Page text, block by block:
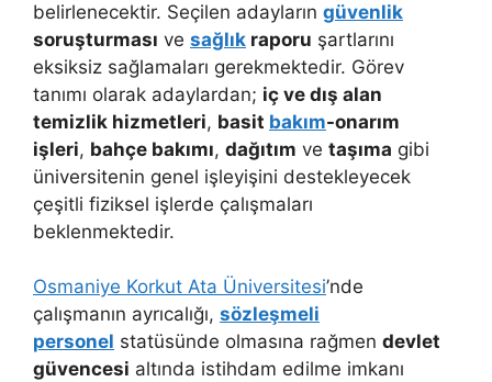
belirlenecektir. Seçilen adayların güvenlik
soruşturması ve sağlık raporu şartlarını
eksiksiz sağlamaları gerekmektedir. Görev
tanımı olarak adaylardan; iç ve dış alan
temizlik hizmetleri, basit bakım-onarım
işleri, bahçe bakımı, dağıtım ve taşıma gibi
üniversitenin genel işleyişini destekleyecek
çeşitli fiziksel işlerde çalışmaları
beklenmektedir.
Osmaniye Korkut Ata Üniversitesi’nde
çalışmanın ayrıcalığı, sözleşmeli
personel statüsünde olmasına rağmen devlet
güvencesi altında istihdam edilme imkanı